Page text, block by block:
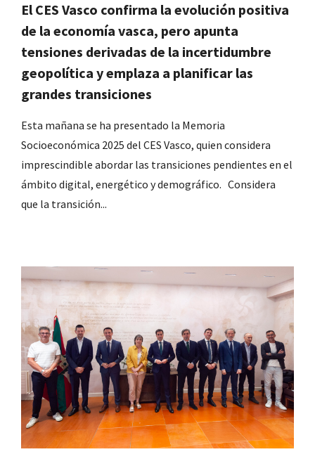
El CES Vasco confirma la evolución positiva
de la economía vasca, pero apunta
tensiones derivadas de la incertidumbre
geopolítica y emplaza a planificar las
grandes transiciones
Esta mañana se ha presentado la Memoria
Socioeconómica 2025 del CES Vasco, quien considera
imprescindible abordar las transiciones pendientes en el
ámbito digital, energético y demográfico. Considera
que la transición...